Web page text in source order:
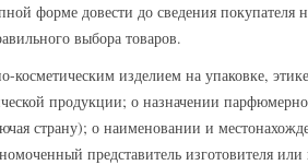
форме довести до сведения покупателя
выбора товаров.
изделием на упаковке,
продукции; о назначении
страну); о наименовании и
представитель изготовителя